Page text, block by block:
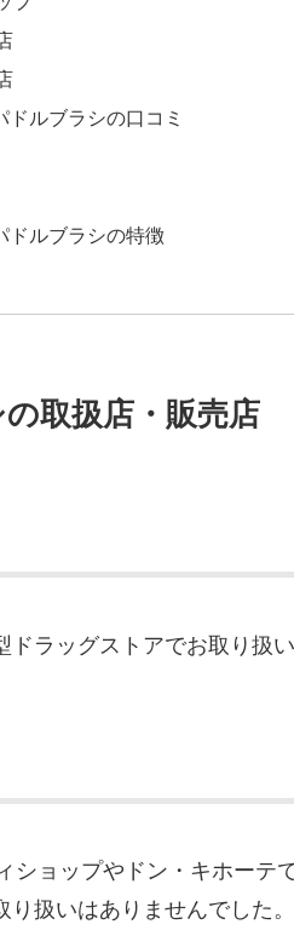
ルブラシの口コミ
ドルブラシの特徴
取扱店・販売店
ラッグストアでお取り扱
ョップやドン・キホーテ
扱いはありませんでした。